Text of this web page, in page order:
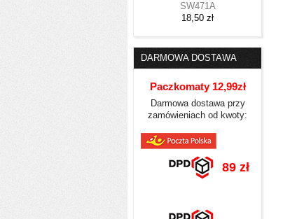
SW471A
18,50 zł
DARMOWA DOSTAWA
Paczkomaty 12,99zł
Darmowa dostawa przy
zamówieniach od kwoty:
89 zł